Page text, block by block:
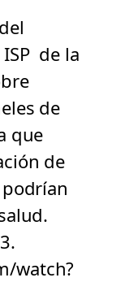
de la
de
que
de
watch?